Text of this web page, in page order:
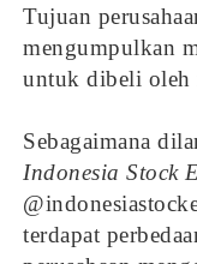
Tujuan
mengumpulkan
untuk dibeli oleh
Sebagaimana
Indonesia Stock
terdapat